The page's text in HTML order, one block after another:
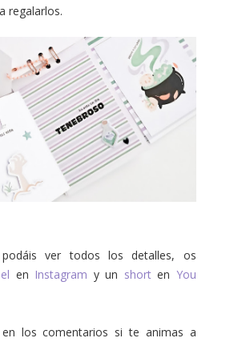
regalarlos.
ver todos los detalles, os
en Instagram y un shorten You
en los comentarios si te animas a